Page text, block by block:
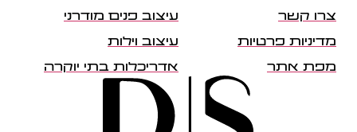
צרו קשר
מדיניות פרטיות
מפת אתר
עיצוב פנים מודרני
עיצוב וילות
אדריכלות בתי יוקרה